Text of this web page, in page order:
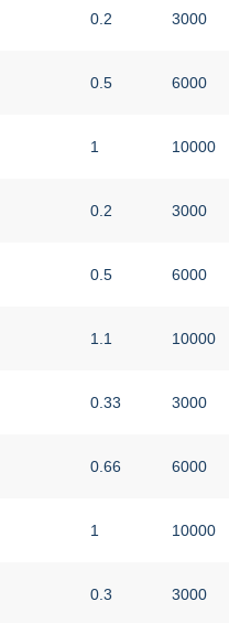
0.2 3000
0.5 6000
1 10000
0.2 3000
0.5 6000
1.1 10000
0.33 3000
0.66 6000
1 10000
0.3 3000